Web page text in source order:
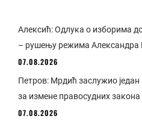
Алексић: Одлука о изборима
– рушењу режима Александра
07.08.2026
Петров: Мрдић заслужио
за измене правосудних закона
07.08.2026